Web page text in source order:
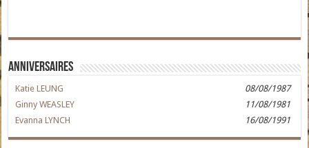
Anniversaires
Katie LEUNG
08/08/1987
Ginny WEASLEY
11/08/1981
Evanna LYNCH
16/08/1991